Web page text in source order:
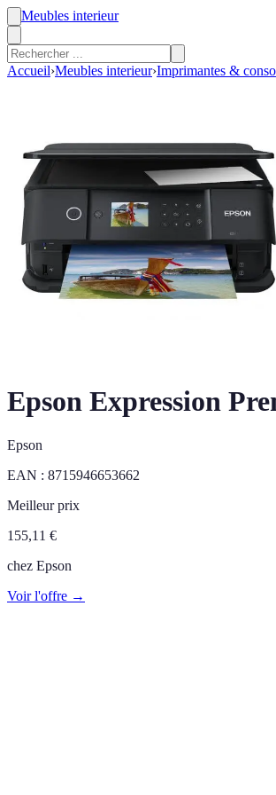
Meubles interieur
Accueil›Meubles interieur›Imprimantes &
Epson Expression
Epson
EAN : 8715946653662
Meilleur prix
155,11 €
chez Epson
Voir l'offre →